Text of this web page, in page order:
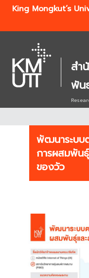
King Mongkut’s
สำ
พัน
พัฒนาระบบ
การผสมพัน
ของวัว